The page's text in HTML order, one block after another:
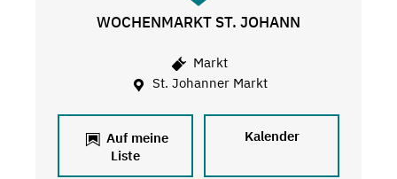
WOCHENMARKT ST. JOHANN
Markt
St. Johanner Markt
Auf meine
Liste
Kalender